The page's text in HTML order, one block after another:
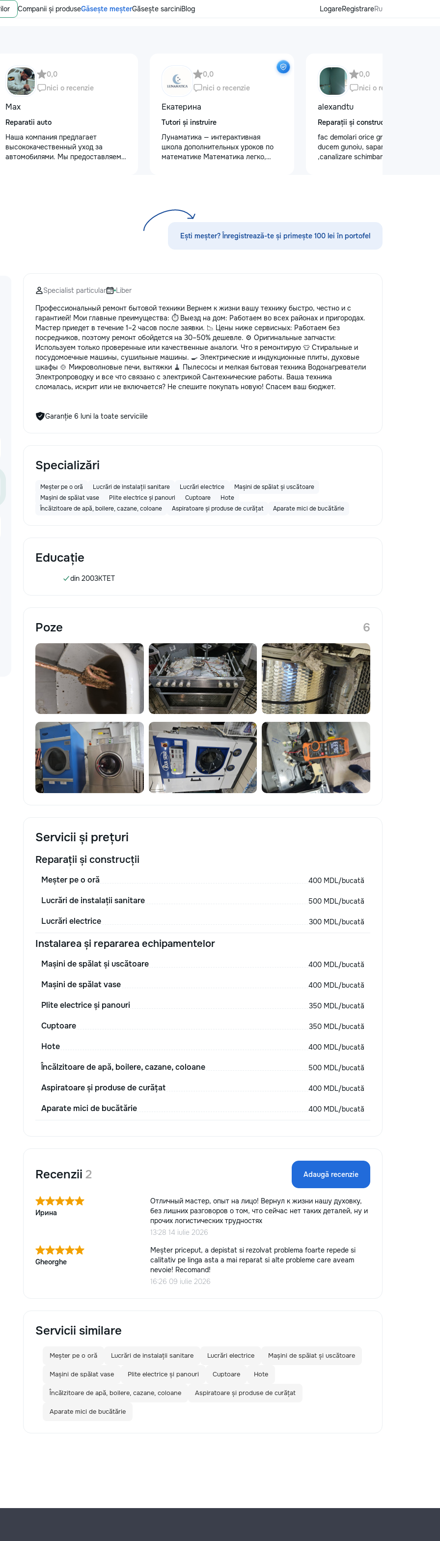
Companii și produseGăsește meșterGăsește sarciniBlog LogareRegistrareRu
0,0
nici o recenzie
Max
Reparatii auto
Наша компания предлагает
высококачественный уход за
автомобилями. Мы предоставляем
законодательством и химчистку
салона. Услуги по полировке хрома
и антихрому придают автомобилю
стиль, а защитная пленка на фары
защищает от повреждений. Мы
придерживаемся высоких
стандартов обслуживания,
используя передовые технологии.
Доверьте нам заботу о вашем
автомобиле, и он будет радовать
вас долгие годы.
0,0
nici o recenzie
Екатерина
Tutori și instruire
Лунаматика — интерактивная
школа дополнительных уроков по
математике Математика легко,
Занятия 2 раза в неделю - Онлайн и
программу — делаем её понятной и
0,0
nici o recenzie
alexandtu
Reparații și construcții
fac demolari orice greutate de lucru si
ducem gunoiu, sapam gropi
,canalizare schimbam trubele.Montam
Ești meșter? Înregistrează-te și primește 100 lei în portofel
Specialist particular
Liber
Профессиональный ремонт бытовой техники Вернем к жизни вашу технику быстро, честно и с
гарантией! Мои главные преимущества: ⏱️ Выезд на дом: Работаем во всех районах и пригородах.
Мастер приедет в течение 1–2 часов после заявки. 📉 Цены ниже сервисных: Работаем без
посредников, поэтому ремонт обойдется на 30–50% дешевле. ⚙️ Оригинальные запчасти:
Используем только проверенные или качественные аналоги. Что я ремонтирую 👕 Стиральные и
посудомоечные машины, сушильные машины. 🍳 Электрические и индукционные плиты, духовые
шкафы 🍲 Микроволновые печи, вытяжки 🧹 Пылесосы и мелкая бытовая техника Водонагреватели
Электропроводку и все что связано с электрикой Сантехнические работы. Ваша техника
сломалась, искрит или не включается? Не спешите покупать новую! Спасем ваш бюджет.
Garanție 6 luni la toate serviciile
Specializări
Meșter pe o oră Lucrări de instalații sanitare Lucrări electrice
Mașini de spălat și uscătoare
Mașini de spălat vase
Plite electrice și panouri Cuptoare
Hote
Încălzitoare de apă, boilere, cazane, coloane
Aspiratoare și produse de curățat Aparate mici de bucătărie
Educație
din 2003КТЕТ
Poze 6
Servicii și prețuri
Reparații și construcții
Meșter pe o oră 400 MDL/bucată
Lucrări de instalații sanitare 500 MDL/bucată
Lucrări electrice 300 MDL/bucată
Instalarea și repararea echipamentelor
Mașini de spălat și uscătoare 400 MDL/bucată
Mașini de spălat vase 400 MDL/bucată
Plite electrice și panouri 350 MDL/bucată
Cuptoare 350 MDL/bucată
Hote 400 MDL/bucată
Încălzitoare de apă, boilere, cazane, coloane 500 MDL/bucată
Aspiratoare și produse de curățat 400 MDL/bucată
Aparate mici de bucătărie 400 MDL/bucată
Recenzii 2 Adaugă recenzie
Ирина
Отличный мастер, опыт на лицо! Вернул к жизни нашу духовку,
без лишних разговоров о том, что сейчас нет таких деталей, ну и
прочих логистических трудностях
13:28 14 iulie 2026
Gheorghe
Meșter priceput, a depistat si rezolvat problema foarte repede si
calitativ pe linga asta a mai reparat si alte probleme care aveam
nevoie! Recomand!
16:26 09 iulie 2026
Servicii similare
Meșter pe o oră Lucrări de instalații sanitare Lucrări electrice Mașini de spălat și uscătoare
Mașini de spălat vase Plite electrice și panouri Cuptoare Hote
Încălzitoare de apă, boilere, cazane, coloane Aspiratoare și produse de curățat
Aparate mici de bucătărie